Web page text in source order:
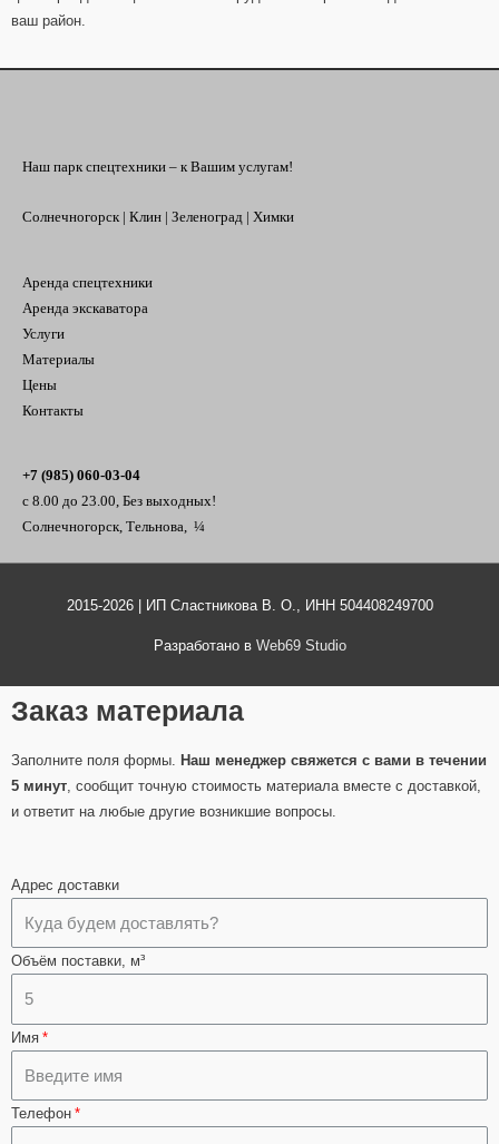
ваш район.
Наш парк спецтехники – к Вашим услугам!
Солнечногорск | Клин | Зеленоград | Химки
Аренда спецтехники
Аренда экскаватора
Услуги
Материалы
Цены
Контакты
+7 (985) 060-03-04
с 8.00 до 23.00, Без выходных!
Солнечногорск, Тельнова, ¼
2015-2026 | ИП Сластникова В. О., ИНН 504408249700
Разработано в Web69 Studio
Заказ материала
Заполните поля формы. Наш менеджер свяжется с вами в течении
5 минут, сообщит точную стоимость материала вместе с доставкой,
и ответит на любые другие возникшие вопросы.
Адрес доставки
Объём поставки, м³
Имя
Телефон